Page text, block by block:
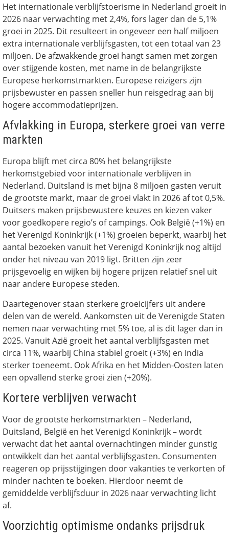
Het internationale verblijfstoerisme in Nederland groeit in
2026 naar verwachting met 2,4%, fors lager dan de 5,1%
groei in 2025. Dit resulteert in ongeveer een half miljoen
extra internationale verblijfsgasten, tot een totaal van 23
miljoen. De afzwakkende groei hangt samen met zorgen
over stijgende kosten, met name in de belangrijkste
Europese herkomstmarkten. Europese reizigers zijn
prijsbewuster en passen sneller hun reisgedrag aan bij
hogere accommodatieprijzen.
Afvlakking in Europa, sterkere groei van verre
markten
Europa blijft met circa 80% het belangrijkste
herkomstgebied voor internationale verblijven in
Nederland. Duitsland is met bijna 8 miljoen gasten veruit
de grootste markt, maar de groei vlakt in 2026 af tot 0,5%.
Duitsers maken prijsbewustere keuzes en kiezen vaker
voor goedkopere regio’s of campings. Ook België (+1%) en
het Verenigd Koninkrijk (+1%) groeien beperkt, waarbij het
aantal bezoeken vanuit het Verenigd Koninkrijk nog altijd
onder het niveau van 2019 ligt. Britten zijn zeer
prijsgevoelig en wijken bij hogere prijzen relatief snel uit
naar andere Europese steden.
Daartegenover staan sterkere groeicijfers uit andere
delen van de wereld. Aankomsten uit de Verenigde Staten
nemen naar verwachting met 5% toe, al is dit lager dan in
2025. Vanuit Azië groeit het aantal verblijfsgasten met
circa 11%, waarbij China stabiel groeit (+3%) en India
sterker toeneemt. Ook Afrika en het Midden-Oosten laten
een opvallend sterke groei zien (+20%).
Kortere verblijven verwacht
Voor de grootste herkomstmarkten – Nederland,
Duitsland, België en het Verenigd Koninkrijk – wordt
verwacht dat het aantal overnachtingen minder gunstig
ontwikkelt dan het aantal verblijfsgasten. Consumenten
reageren op prijsstijgingen door vakanties te verkorten of
minder nachten te boeken. Hierdoor neemt de
gemiddelde verblijfsduur in 2026 naar verwachting licht
af.
Voorzichtig optimisme ondanks prijsdruk